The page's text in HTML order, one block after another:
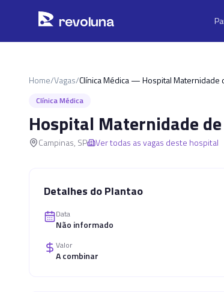
revoluna
Home/Vagas/Clínica Médica — Hospital Maternidade
Clínica Médica
Hospital Maternidade
Campinas, SP Ver todas as vagas deste hospital
Detalhes do Plantao
Data
Não informado
Valor
A combinar